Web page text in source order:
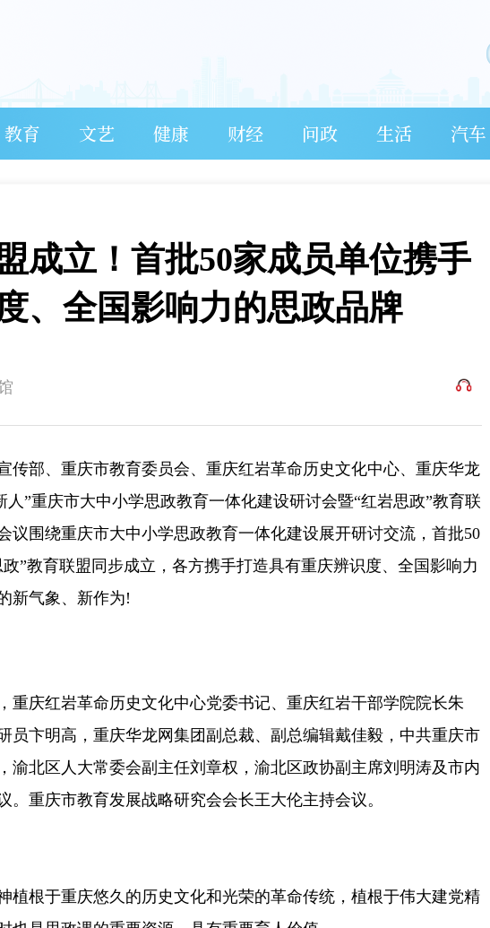
教育 文艺 健康 财经 问政 生活 汽车
成立！首批50家成员单位携手
、全国影响力的思政品牌
传部、重庆市教育委员会、重庆红岩革命历史文化中心、重庆华龙
”重庆市大中小学思政教育一体化建设研讨会暨“红岩思政”教育联
议围绕重庆市大中小学思政教育一体化建设展开研讨交流，首批50
”教育联盟同步成立，各方携手打造具有重庆辨识度、全国影响力
新气象、新作为!
重庆红岩革命历史文化中心党委书记、重庆红岩干部学院院长朱
员卞明高，重庆华龙网集团副总裁、副总编辑戴佳毅，中共重庆市
渝北区人大常委会副主任刘章权，渝北区政协副主席刘明涛及市内
重庆市教育发展战略研究会会长王大伦主持会议。
植根于重庆悠久的历史文化和光荣的革命传统，植根于伟大建党精